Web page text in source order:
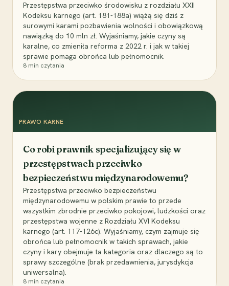
Przestępstwa przeciwko środowisku z rozdziału XXII
Kodeksu karnego (art. 181-188a) wiążą się dziś z
surowymi karami pozbawienia wolności i obowiązkową
nawiązką do 10 mln zł. Wyjaśniamy, jakie czyny są
karalne, co zmieniła reforma z 2022 r. i jak w takiej
sprawie pomaga obrońca lub pełnomocnik.
8 min czytania
PRAWO KARNE
Co robi prawnik specjalizujący się w
przestępstwach przeciwko
bezpieczeństwu międzynarodowemu?
Przestępstwa przeciwko bezpieczeństwu
międzynarodowemu w polskim prawie to przede
wszystkim zbrodnie przeciwko pokojowi, ludzkości oraz
przestępstwa wojenne z Rozdziału XVI Kodeksu
karnego (art. 117-126c). Wyjaśniamy, czym zajmuje się
obrońca lub pełnomocnik w takich sprawach, jakie
czyny i kary obejmuje ta kategoria oraz dlaczego są to
sprawy szczególne (brak przedawnienia, jurysdykcja
uniwersalna).
8 min czytania